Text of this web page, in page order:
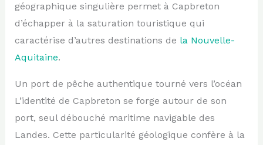
géographique singulière permet à Capbreton
d’échapper à la saturation touristique qui
caractérise d’autres destinations de la Nouvelle-
Aquitaine.
Un port de pêche authentique tourné vers l’océan
L’identité de Capbreton se forge autour de son
port, seul débouché maritime navigable des
Landes. Cette particularité géologique confère à la